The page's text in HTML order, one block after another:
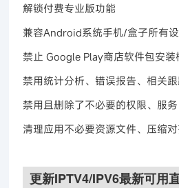
解锁付费专业版功能
兼容Android系统手机/盒子所有
禁止 Google Play商店软件包安装
禁用统计分析、错误报告、相关
禁用且删除了不必要的权限、服
清理应用不必要资源文件、压缩
更新IPTV4/IPV6最新可用